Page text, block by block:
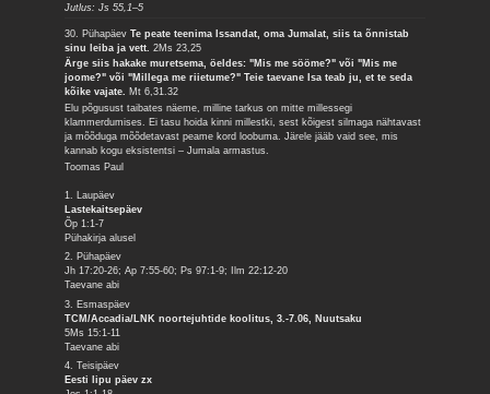
Jutlus: Js 55,1–5
30. PühapäevTe peate teenima Issandat, oma Jumalat, siis ta õnnistab
sinu leiba ja vett.2Ms 23,25
Ärge siis hakake muretsema, öeldes: "Mis me sööme?" või "Mis me
joome?" või "Millega me riietume?" Teie taevane Isa teab ju, et te seda
kõike vajate. Mt 6,31.32
Elu põgusust taibates näeme, milline tarkus on mitte millessegi
klammerdumises. Ei tasu hoida kinni millestki, sest kõigest silmaga nähtavast
ja mõõduga mõõdetavast peame kord loobuma. Järele jääb vaid see, mis
kannab kogu eksistentsi – Jumala armastus.
Toomas Paul
1. Laupäev
Lastekaitsepäev
Õp 1:1-7
Pühakirja alusel
2. Pühapäev
Jh 17:20-26; Ap 7:55-60; Ps 97:1-9; Ilm 22:12-20
Taevane abi
3. Esmaspäev
TCM/Accadia/LNK noortejuhtide koolitus, 3.-7.06, Nuutsaku
5Ms 15:1-11
Taevane abi
4. Teisipäev
Eesti lipu päev zx